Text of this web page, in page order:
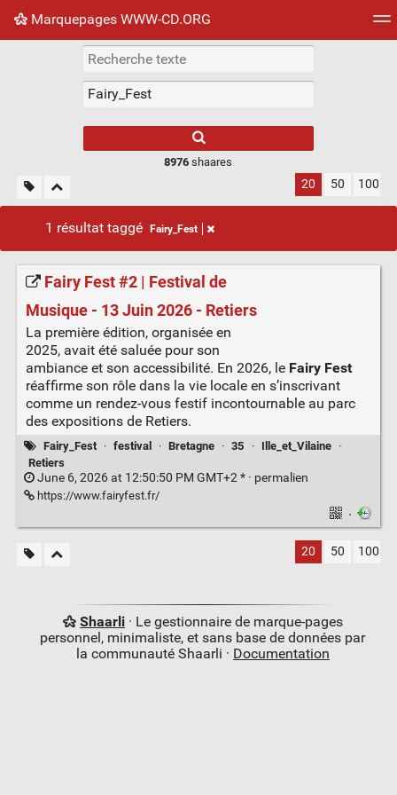
Marquepages WWW-CD.ORG
Nuage de tags Mur d'images
8976 shaares
20 50 100
1 résultat taggé Fairy_Fest
Fairy Fest #2 | Festival de
Musique - 13 Juin 2026 - Retiers
La première édition, organisée en
2025, avait été saluée pour son
ambiance et son accessibilité. En 2026, le Fairy Fest
réaffirme son rôle dans la vie locale en s’inscrivant
comme un rendez-vous festif incontournable au parc
des expositions de Retiers.
Fairy_Fest · festival · Bretagne · 35 · Ille_et_Vilaine
·
Retiers
June 6, 2026 at 12:50:50 PM GMT+2 * · permalien
https://www.fairyfest.fr/
·
20 50 100
Shaarli· Le gestionnaire de marque-pages
personnel, minimaliste, et sans base de données par
la communauté Shaarli · Documentation